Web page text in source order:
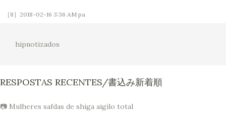
［8］2018-02-16 3:36 AM pa
hipnotizados
RESPOSTAS RECENTES/書込み新着順
📷 Mulheres safdas de shiga aigilo total